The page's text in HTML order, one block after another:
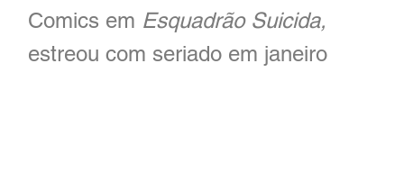
Comics em Esquadrão Suicida,
estreou com seriado em janeiro